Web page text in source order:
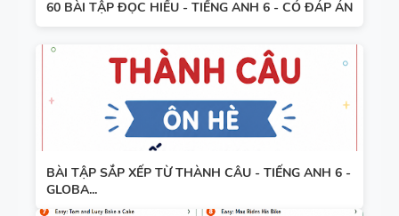
60 BÀI TẬP ĐỌC HIỂU - TIẾNG ANH 6 - CÓ ĐÁP ÁN
BÀI TẬP SẮP XẾP TỪ THÀNH CÂU - TIẾNG ANH 6 -
GLOBA...